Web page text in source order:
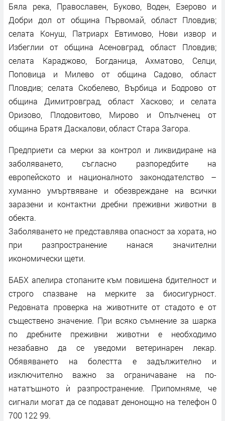
Бяла река, Православен, Буково, Воден, Езерово и
Добри дол от община Първомай, област Пловдив;
селата Конуш, Патриарх Евтимово, Нови извор и
Избеглии от община Асеновград, област Пловдив;
селата Караджово, Богданица, Ахматово, Селци,
Поповица и Милево от община Садово, област
Пловдив; селата Скобелево, Върбица и Бодрово от
община Димитровград, област Хасково; и селата
Оризово, Плодовитово, Мирово и Опълченец от
община Братя Даскалови, област Стара Загора.
Предприети са мерки за контрол и ликвидиране на
заболяването, съгласно разпоредбите на
европейското и националното законодателство –
хуманно умъртвяване и обезвреждане на всички
заразени и контактни дребни преживни животни в
обекта.
Заболяването не представлява опасност за хората, но
при разпространение нанася значителни
икономически щети.
БАБХ апелира стопаните към повишена бдителност и
строго спазване на мерките за биосигурност.
Редовната проверка на животните от стадото е от
съществено значение. При всяко съмнение за шарка
по дребните преживни животни е необходимо
незабавно да се уведоми ветеринарен лекар.
Обявяването на болестта е задължително и
изключително важно за ограничаване на по-
нататъшното ѝ разпространение. Припомняме, че
сигнали могат да се подават денонощно на телефон 0
700 122 99.